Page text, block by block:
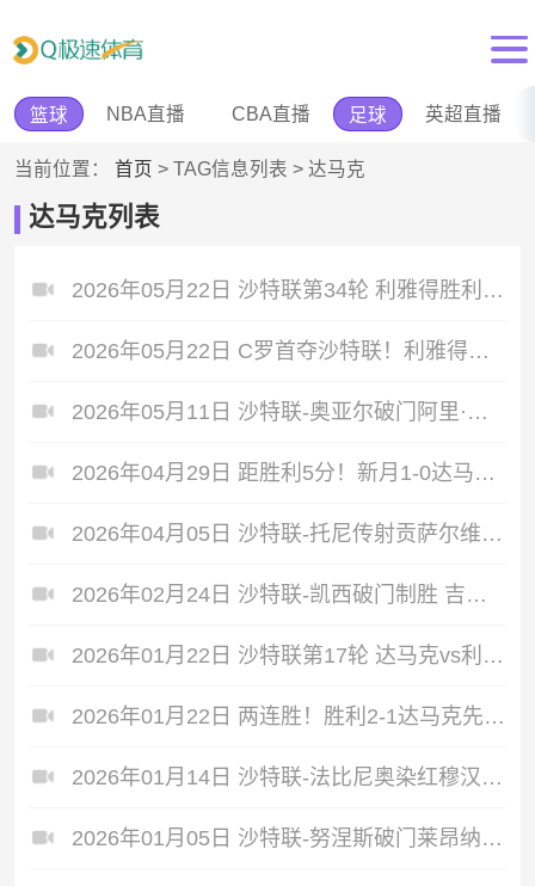
篮球 NBA直播 CBA直播 足球 英超直播
当前位置： 首页 > TAG信息列表 > 达马克
达马克列表
2026年05月22日 沙特联第34轮 利雅得胜利vs达马克 全场录像
2026年05月22日 C罗首夺沙特联！利雅得胜利4-1达马克夺冠 C罗任意球破门+双响
2026年05月11日 沙特联-奥亚尔破门阿里·比希绝杀 吉达联合2-1达马克
2026年04月29日 距胜利5分！新月1-0达马克29轮不败 米林科维奇头球制胜特奥助攻
2026年04月05日 沙特联-托尼传射贡萨尔维斯破门 吉达国民3-0达马克
2026年02月24日 沙特联-凯西破门制胜 吉达国民客场1-0达马克升榜首
2026年01月22日 沙特联第17轮 达马克vs利雅得胜利 全场录像
2026年01月22日 两连胜！胜利2-1达马克先赛距榜首4分 C罗破门打进生涯第960球
2026年01月14日 沙特联-法比尼奥染红穆汉纳破门 吉达联合1-1达马克
2026年01月05日 沙特联-努涅斯破门莱昂纳多建功 新月2-0达马克升榜首